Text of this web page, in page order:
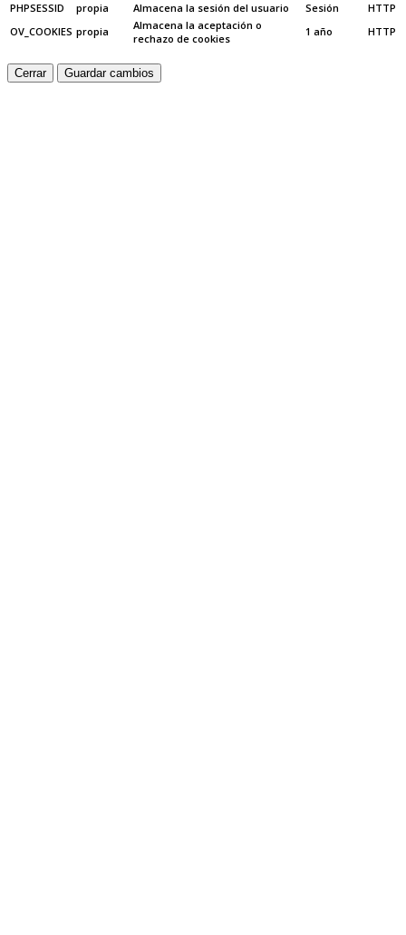
PHPSESSID
propia Almacena la sesión del usuario Sesión
HTTP
OV_COOKIES propia
Almacena la aceptación o
rechazo de cookies
1 año HTTP
Cerrar Guardar cambios